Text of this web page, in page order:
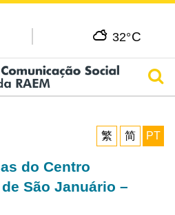
32°C
繁
简 PT
do Centro
São Januário –